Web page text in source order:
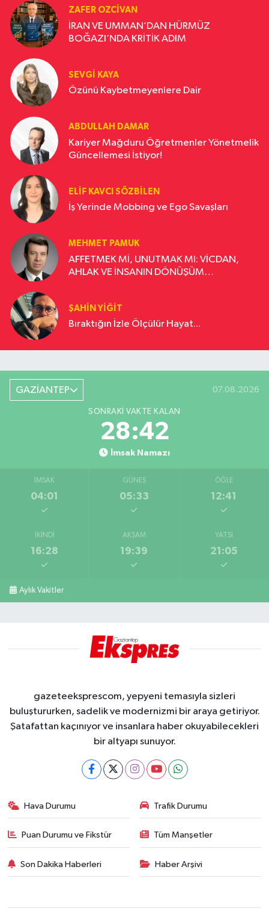
ZAFER OZCIVAN
İRAN VE UMMAN’DAN HÜRMÜZ
BOĞAZI’NDA KRİTİK ADIM
SEVGI KAYA
Özünü Kaybetmeyenlere Dair
ABDULLAH DAMAR
Kariyer Mağduru Öğretmenler Yönetmelik
Güncellemesi İstiyor!
ELIF KAVCI SÖZBILEN
İş Yerinde Mobbing ve Ego Savaşları
MEHMET PAMUK
AFFETMEK Mİ, UNUTMAK MI: VİCDAN,
AHLAK VE İNSANIN DÖNÜŞÜM
ŞAHIN YIĞIT
Bıraktığın İzle Ölçülür Hayat...
GAZİANTEP 07.08.2026
SONRAKI VAKTE KALAN
28:41
İmsak Namazı
İMSAK
04:01
GÜNEŞ
05:33
ÖĞLE
12:41
İKINDI
16:28
AKŞAM
19:39
YATSI
21:05
Aylık Vakitler
gazeteeksprescom, yepyeni temasıyla sizleri
buluştururken, sadelik ve modernizmi bir araya getiriyor.
Şatafattan kaçınıyor ve insanlara haber okuyabilecekleri
bir altyapı sunuyor.
Hava Durumu Trafik Durumu
Puan Durumu ve Fikstür Tüm Manşetler
Son Dakika Haberleri Haber Arşivi